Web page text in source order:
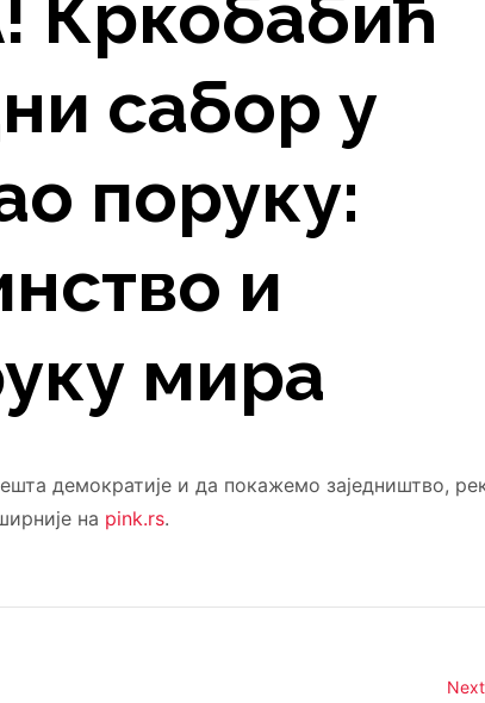
сабор у
поруку:
и
мира
демократије и да покажемо заједништво,
на pink.rs.